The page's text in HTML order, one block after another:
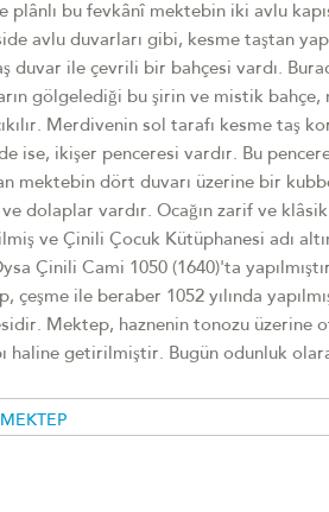
bu fevkânî mektebin iki avlu
avlu duvarları gibi, kesme taştan
duvar ile çevrili bir bahçesi vardı.
gölgelediği bu şirin ve mistik
Merdivenin sol tarafı kesme taş
ise, ikişer penceresi vardır. Bu
mektebin dört duvarı üzerine bir
dolaplar vardır. Ocağın zarif ve
ve Çinili Çocuk Kütüphanesi adı
Çinili Cami 1050 (1640)'ta
ile beraber 1052 yılında
Mektep, haznenin tonozu üzerine
haline getirilmiştir. Bugün odunluk
MEKTEP